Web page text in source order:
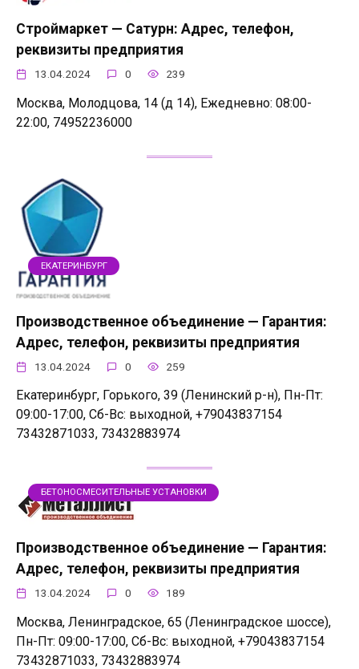
Строймаркет — Сатурн: Адрес, телефон,
реквизиты предприятия
13.04.2024 0 239
Москва, Молодцова, 14 (д 14), Ежедневно: 08:00-
22:00, 74952236000
ЕКАТЕРИНБУРГ
Производственное объединение — Гарантия:
Адрес, телефон, реквизиты предприятия
13.04.2024 0 259
Екатеринбург, Горького, 39 (Ленинский р-н), Пн-Пт:
09:00-17:00, Сб-Вс: выходной, +79043837154
73432871033, 73432883974
БЕТОНОСМЕСИТЕЛЬНЫЕ УСТАНОВКИ
Производственное объединение — Гарантия:
Адрес, телефон, реквизиты предприятия
13.04.2024 0 189
Москва, Ленинградское, 65 (Ленинградское шоссе),
Пн-Пт: 09:00-17:00, Сб-Вс: выходной, +79043837154
73432871033, 73432883974